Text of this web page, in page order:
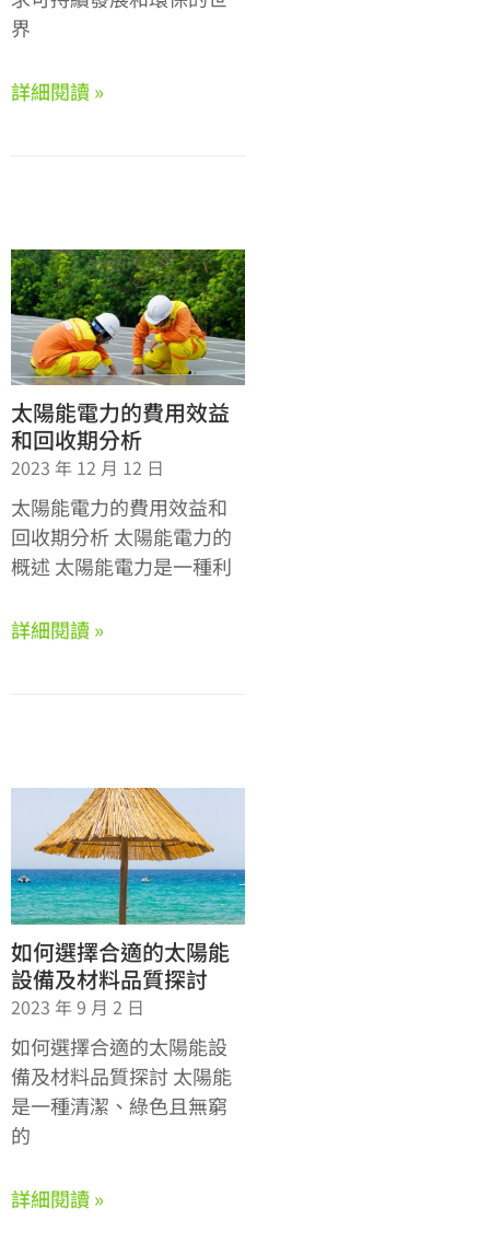
界
詳細閱讀 »
太陽能電力的費用效益
和回收期分析
2023 年 12 月 12 日
太陽能電力的費用效益和
回收期分析 太陽能電力的
概述 太陽能電力是一種利
詳細閱讀 »
如何選擇合適的太陽能
設備及材料品質探討
2023 年 9 月 2 日
如何選擇合適的太陽能設
備及材料品質探討 太陽能
是一種清潔、綠色且無窮
的
詳細閱讀 »